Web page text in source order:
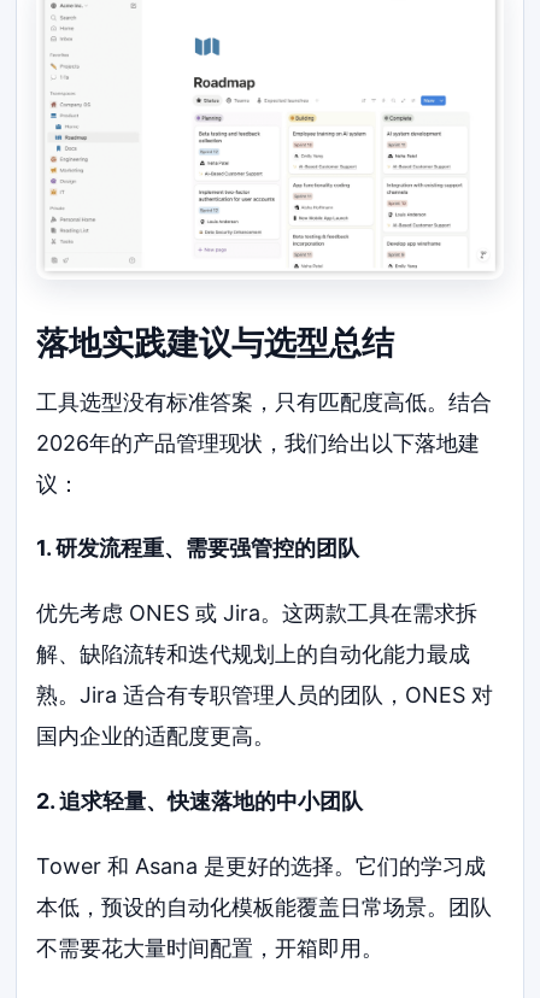
落地实践建议与选型总结
工具选型没有标准答案，只有匹配度高低。结合
2026年的产品管理现状，我们给出以下落地建
议：
1. 研发流程重、需要强管控的团队
优先考虑 ONES 或 Jira。这两款工具在需求拆
解、缺陷流转和迭代规划上的自动化能力最成
熟。Jira 适合有专职管理人员的团队，ONES 对
国内企业的适配度更高。
2. 追求轻量、快速落地的中小团队
Tower 和 Asana 是更好的选择。它们的学习成
本低，预设的自动化模板能覆盖日常场景。团队
不需要花大量时间配置，开箱即用。